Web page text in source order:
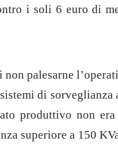
i soli 6 euro di
palesarne
di
produttivo non
superiore a 150